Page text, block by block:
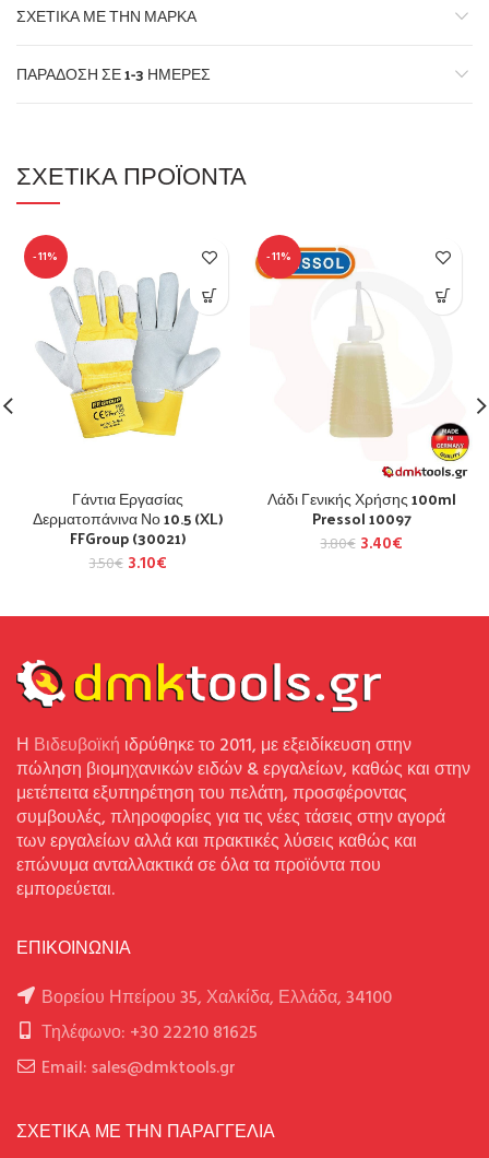
ΣΧΕΤΙΚΆ ΜΕ ΤΗΝ ΜΆΡΚΑ
ΠΑΡΆΔΟΣΗ ΣΕ 1-3 ΗΜΈΡΕΣ
ΣΧΕΤΙΚΆ ΠΡΟΪΌΝΤΑ
-11%
Γάντια Εργασίας
Δερματοπάνινα Νο 10.5 (XL)
FFGroup (30021)
3.50€ 3.10€
-11%
Λάδι Γενικής Χρήσης 100ml
Pressol 10097
3.80€ 3.40€
Η Βιδευβοϊκή ιδρύθηκε το 2011, με εξειδίκευση στην
πώληση βιομηχανικών ειδών & εργαλείων, καθώς και στην
μετέπειτα εξυπηρέτηση του πελάτη, προσφέροντας
συμβουλές, πληροφορίες για τις νέες τάσεις στην αγορά
των εργαλείων αλλά και πρακτικές λύσεις καθώς και
επώνυμα ανταλλακτικά σε όλα τα προϊόντα που
εμπορεύεται.
ΕΠΙΚΟΙΝΩΝΙΑ
Βορείου Ηπείρου 35, Χαλκίδα, Ελλάδα, 34100
Τηλέφωνο: +30 22210 81625
Email: sales@dmktools.gr
ΣΧΕΤΙΚΑ ΜΕ ΤΗΝ ΠΑΡΑΓΓΕΛΙΑ